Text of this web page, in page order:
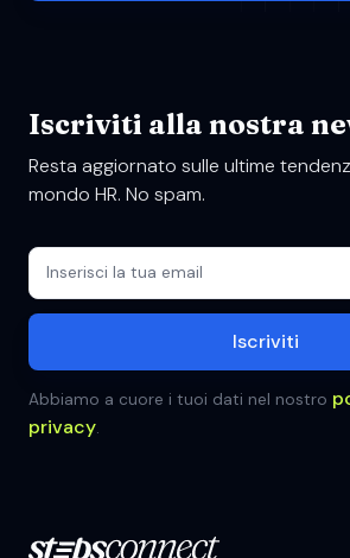
Iscriviti alla nostra
Resta aggiornato sulle ultime
mondo HR. No spam.
Abbiamo a cuore i tuoi dati nel nostro
privacy.